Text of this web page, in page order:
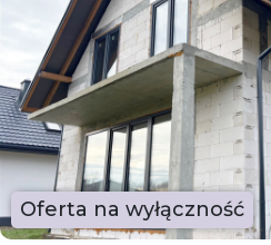
Oferta na wyłączność